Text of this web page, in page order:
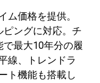
ム価格を提供。
ングに対応。チ
で最大10年分の履
線、トレンドラ
ト機能も搭載し